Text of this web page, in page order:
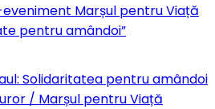
Marșul pentru Viață
pentru amândoi”
Solidaritatea pentru amândoi
/ Marșul pentru Viață